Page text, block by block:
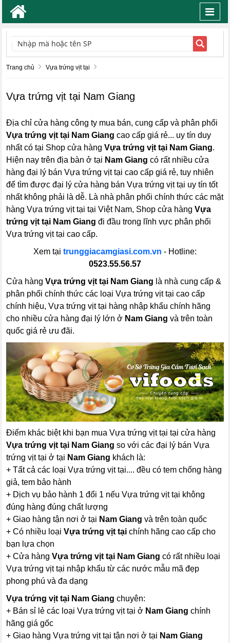
TÌM KIẾM
Trang chủ Vựa trứng vịt tại
Vựa trứng vịt tại Nam Giang
Địa chỉ cửa hàng công ty mua bán, cung cấp và phân phối
Vựa trứng vịt tại Nam Giang cao cấp giá rẻ... uy tín duy
nhất có tại Shop cửa hàngVựa trứng vịt tại Nam Giang.
Hiện nay trên địa bàn ở tại Nam Giang có rất nhiều cửa
hàng đại lý bán Vựa trứng vịt tại cao cấp giá rẻ, tuy nhiên
để tìm được đại lý cửa hàng bán Vựa trứng vịt tại uy tín tốt
nhất không phải là dễ. Là nhà phân phối chính thức các mặt
hàng Vựa trứng vịt tại tại Việt Nam, Shop cửa hàngVựa
trứng vịt tại Nam Giang đi đầu trong lĩnh vực phân phối
Vựa trứng vịt tại cao cấp.
Xem tại trunggiacamgiasi.com.vn - Hotline:
0523.55.56.57
Cửa hàngVựa trứng vịt tại Nam Giang là nhà cung cấp &
phân phối chính thức các loại Vựa trứng vịt tại cao cấp
chính hiệu, Vựa trứng vịt tại hàng nhập khẩu chính hãng
cho nhiều cửa hàng đại lý lớn ở Nam Giang và trên toàn
quốc giá rẻ ưu đãi.
Điểm khác biệt khi bạn mua Vựa trứng vịt tại tại cửa hàng
Vựa trứng vịt tại Nam Giang so với các đại lý bán Vựa
trứng vịt tại ở tại Nam Giang khách là:
+ Tất cả các loại Vựa trứng vịt tại.... đều có tem chống hàng
giả, tem bảo hành
+ Dịch vụ bảo hành 1 đổi 1 nếu Vựa trứng vịt tại không
đúng hàng đúng chất lượng
+ Giao hàng tận nơi ở tại Nam Giang và trên toàn quốc
+ Có nhiều loạiVựa trứng vịt tại chính hãng cao cấp cho
bạn lựa chọn
+ Cửa hàngVựa trứng vịt tại Nam Giang có rất nhiều loại
Vựa trứng vịt tại nhập khẩu từ các nước mẫu mã đẹp
phong phú và đa dạng
Vựa trứng vịt tại Nam Giangchuyên:
+ Bán sỉ lẻ các loại Vựa trứng vịt tại ở Nam Giang chính
hãng giá gốc
+ Giao hàng Vựa trứng vịt tại tận nơi ở tại Nam Giang